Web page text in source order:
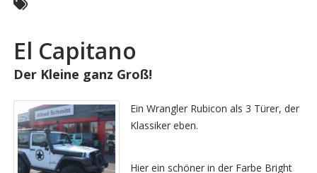
El Capitano
Der Kleine ganz Groß!
Ein Wrangler Rubicon als 3 Türer, der
Klassiker eben.
Hier ein schöner in der Farbe Bright